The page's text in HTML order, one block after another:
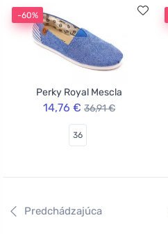
-60%
Perky Royal Mescla
14,76 € 36,91 €
36
Predchádzajúca